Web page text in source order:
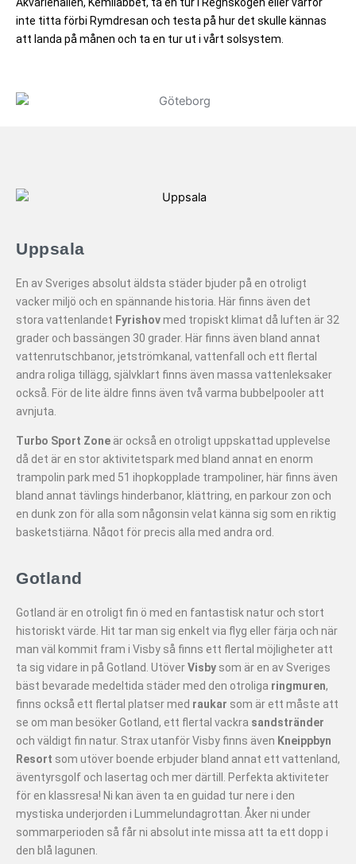
inte titta förbi Rymdresan och testa på hur det skulle kännas
att landa på månen och ta en tur ut i vårt solsystem.
Uppsala
En av Sveriges absolut äldsta städer bjuder på en otroligt
vacker miljö och en spännande historia. Här finns även det
stora vattenlandet Fyrishovmed tropiskt klimat då luften är 32
grader och bassängen 30 grader. Här finns även bland annat
vattenrutschbanor, jetströmkanal, vattenfall och ett flertal
andra roliga tillägg, självklart finns även massa vattenleksaker
också. För de lite äldre finns även två varma bubbelpooler att
avnjuta.
Turbo Sport Zone är också en otroligt uppskattad upplevelse
då det är en stor aktivitetspark med bland annat en enorm
trampolin park med 51 ihopkopplade trampoliner, här finns även
bland annat tävlings hinderbanor, klättring, en parkour zon och
en dunk zon för alla som någonsin velat känna sig som en riktig
basketstjärna. Något för precis alla med andra ord.
Gotland
Gotland är en otroligt fin ö med en fantastisk natur och stort
historiskt värde. Hit tar man sig enkelt via flyg eller färja och när
man väl kommit fram i Visby så finns ett flertal möjligheter att
ta sig vidare in på Gotland. UtöverVisby som är en av Sveriges
bäst bevarade medeltida städer med den otroliga ringmuren,
finns också ett flertal platser med raukar som är ett måste att
se om man besöker Gotland, ett flertal vackra sandstränder
och väldigt fin natur. Strax utanför Visby finns även Kneippbyn
Resort som utöver boende erbjuder bland annat ett vattenland,
äventyrsgolf och lasertag och mer därtill. Perfekta aktiviteter
för en klassresa! Ni kan även ta en guidad tur nere i den
mystiska underjorden i Lummelundagrottan. Åker ni under
sommarperioden så får ni absolut inte missa att ta ett dopp i
den blå lagunen.